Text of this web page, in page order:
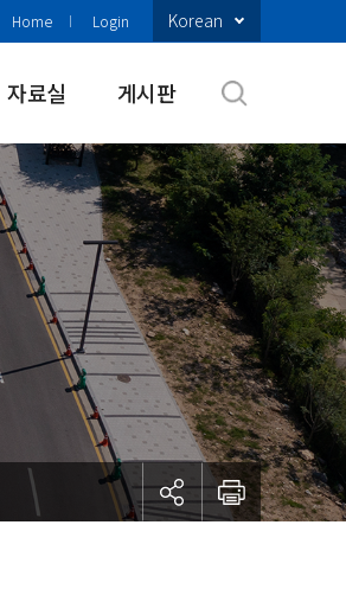
Home Login Korean
자료실 게시판